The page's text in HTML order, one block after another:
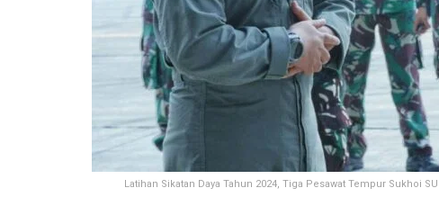
Latihan Sikatan Daya Tahun 2024, Tiga Pesawat Tempur Sukhoi